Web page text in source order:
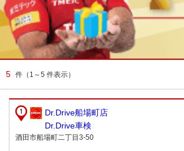
5 件 （1～5 件表示）
Dr.Drive船場町店
Dr.Drive車検
酒田市船場町二丁目3-50